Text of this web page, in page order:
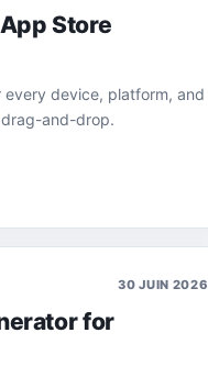
Store
device, platform, and
and-drop.
30 JUIN 2026
for